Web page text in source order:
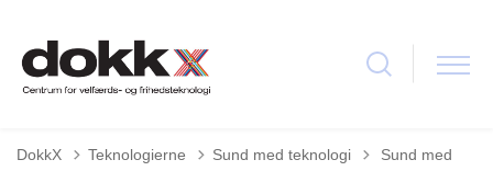
DokkX Teknologierne Sund med teknologi Tilbage til
Sund med